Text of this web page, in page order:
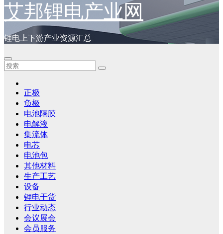
艾邦锂电产业网
锂电上下游产业资源汇总
正极
负极
电池隔膜
电解液
集流体
电芯
电池包
其他材料
生产工艺
设备
锂电干货
行业动态
会议展会
会员服务